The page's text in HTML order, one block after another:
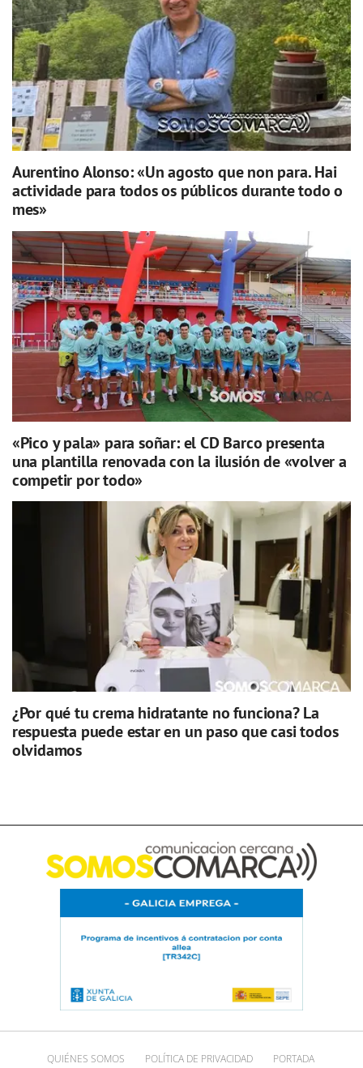
Aurentino Alonso: «Un agosto que non para. Hai
actividade para todos os públicos durante todo o
mes»
«Pico y pala» para soñar: el CD Barco presenta
una plantilla renovada con la ilusión de «volver a
competir por todo»
¿Por qué tu crema hidratante no funciona? La
respuesta puede estar en un paso que casi todos
olvidamos
QUIÉNES SOMOS POLÍTICA DE PRIVACIDAD PORTADA